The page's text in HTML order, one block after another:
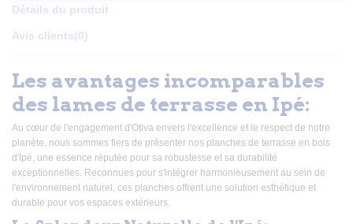
Détails du produit
Avis clients(0)
Les avantages incomparables
des lames de terrasse en Ipé:
Au cœur de l'engagement d'Otiva envers l'excellence et le respect de notre
planète, nous sommes fiers de présenter nos planches de terrasse en bois
d'Ipé, une essence réputée pour sa robustesse et sa durabilité
exceptionnelles. Reconnues pour s'intégrer harmonieusement au sein de
l'environnement naturel, ces planches offrent une solution esthétique et
durable pour vos espaces extérieurs.